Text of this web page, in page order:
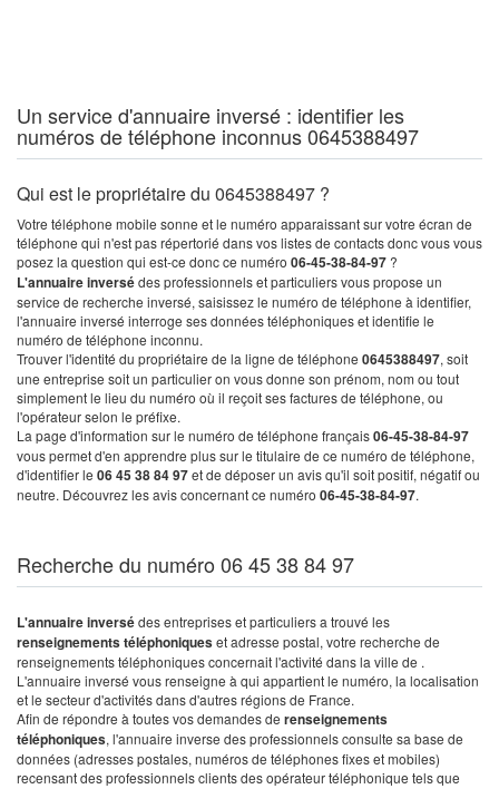
Un service d'annuaire inversé : identifier les
numéros de téléphone inconnus 0645388497
Qui est le propriétaire du 0645388497 ?
Votre téléphone mobile sonne et le numéro apparaissant sur votre écran de
téléphone qui n'est pas répertorié dans vos listes de contacts donc vous vous
posez la question qui est-ce donc ce numéro 06-45-38-84-97 ?
L'annuaire inversédes professionnels et particuliers vous propose un
service de recherche inversé, saisissez le numéro de téléphone à identifier,
l'annuaire inversé interroge ses données téléphoniques et identifie le
numéro de téléphone inconnu.
Trouver l'identité du propriétaire de la ligne de téléphone 0645388497, soit
une entreprise soit un particulier on vous donne son prénom, nom ou tout
simplement le lieu du numéro où il reçoit ses factures de téléphone, ou
l'opérateur selon le préfixe.
La page d'information sur le numéro de téléphone français06-45-38-84-97
vous permet d'en apprendre plus sur le titulaire de ce numéro de téléphone,
d'identifier le 06 45 38 84 97et de déposer un avis qu'il soit positif, négatif ou
neutre. Découvrez les avis concernant ce numéro 06-45-38-84-97.
Recherche du numéro 06 45 38 84 97
L'annuaire inversédes entreprises et particuliers a trouvé les
renseignements téléphoniqueset adresse postal, votre recherche de
renseignements téléphoniques concernait l'activité dans la ville de .
L'annuaire inversé vous renseigne à qui appartient le numéro, la localisation
et le secteur d'activités dans d'autres régions de France.
Afin de répondre à toutes vos demandes de renseignements
téléphoniques, l'annuaire inverse des professionnels consulte sa base de
données (adresses postales, numéros de téléphones fixes et mobiles)
recensant des professionnels clients des opérateur téléphonique tels que